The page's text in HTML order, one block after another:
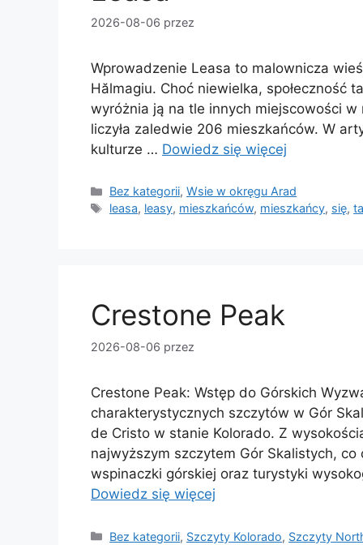
2026-08-06 przez
Wprowadzenie Leasa to malownicza
Hălmagiu. Choć niewielka, społeczność
wyróżnia ją na tle innych miejscowości
liczyła zaledwie 206 mieszkańców. W
kulturze … Dowiedz się więcej
Kategorie
Bez kategorii,Wsie w okręgu Arad
Tagi
leasa, leasy, mieszkańców, mieszkańcy, się,
Crestone Peak
2026-08-06 przez
Crestone Peak: Wstęp do Górskich
charakterystycznych szczytów w Gór
de Cristo w stanie Kolorado. Z
najwyższym szczytem Gór Skalistych,
wspinaczki górskiej oraz turystyki
Dowiedz się więcej
Kategorie
Bez kategorii, Szczyty Kolorado, Szczyty